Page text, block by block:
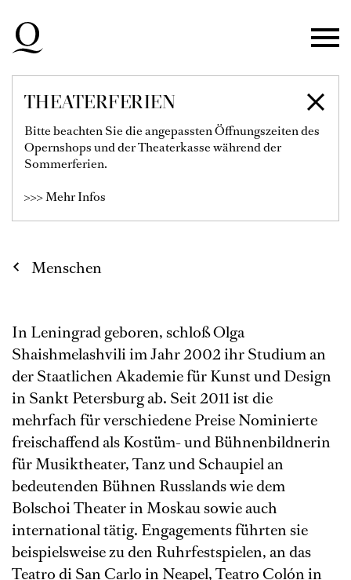
Zur Hauptnavigation springen
Zum Hauptinhalt springen
Zum Footer springen
THEATERFERIEN
Bitte beachten Sie die angepassten Öffnungszeiten des
Opernshops und der Theaterkasse während der
Sommerferien.
>>> Mehr Infos
OLGA
SHAISHMELASHVILI
Menschen
In Leningrad geboren, schloß Olga
Shaishmelashvili im Jahr 2002 ihr Studium an
der Staatlichen Akademie für Kunst und Design
in Sankt Petersburg ab. Seit 2011 ist die
mehrfach für verschiedene Preise Nominierte
freischaffend als Kostüm- und Bühnenbildnerin
für Musiktheater, Tanz und Schaupiel an
bedeutenden Bühnen Russlands wie dem
Bolschoi Theater in Moskau sowie auch
international tätig. Engagements führten sie
beispielsweise zu den Ruhrfestspielen, an das
Teatro di San Carlo in Neapel, Teatro Colón in